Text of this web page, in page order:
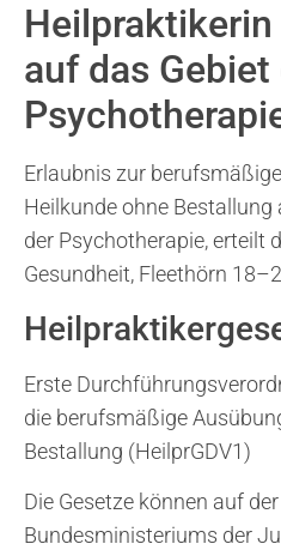
auf das Gebiet
Erlaubnis zur
Heilkunde ohne
der Psychotherapie, erteilt
Gesundheit, Fleethörn
Erste
die berufsmäßige
Bestallung (HeilprGDV1)
Die Gesetze können auf
Bundesministeriums der